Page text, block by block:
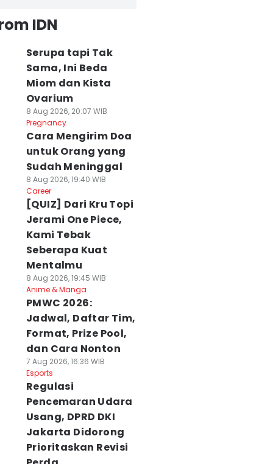
IDN
Serupa tapi Tak
Sama, Ini Beda
Miom dan Kista
Ovarium
8 Aug 2026, 20:07 WIB
Pregnancy
Cara Mengirim Doa
untuk Orang yang
Sudah Meninggal
8 Aug 2026, 19:40 WIB
Career
[QUIZ] Dari Kru Topi
Jerami One Piece,
Kami Tebak
Seberapa Kuat
Mentalmu
8 Aug 2026, 19:45 WIB
Anime & Manga
PMWC 2026:
Jadwal, Daftar Tim,
Format, Prize Pool,
dan Cara Nonton
7 Aug 2026, 16:36 WIB
Esports
Regulasi
Pencemaran Udara
Usang, DPRD DKI
Jakarta Didorong
Prioritaskan Revisi